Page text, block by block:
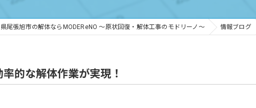
工場
尾張旭市の解体ならMODEReNO ～原状回復・解体工事のモドリーノ～ 情報ブログ
的な解体作業が実現！